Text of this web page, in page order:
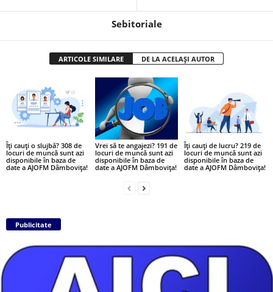
Sebitoriale
ARTICOLE SIMILARE DE LA ACELAȘI AUTOR
Îți cauți o slujbă? 308 de
locuri de muncă sunt azi
disponibile în baza de
date a AJOFM Dâmbovița!
Vrei să te angajezi? 191 de
locuri de muncă sunt azi
disponibile în baza de
date a AJOFM Dâmbovița!
Îți cauți de lucru? 219 de
locuri de muncă sunt azi
disponibile în baza de
date a AJOFM Dâmbovița!
Publicitate